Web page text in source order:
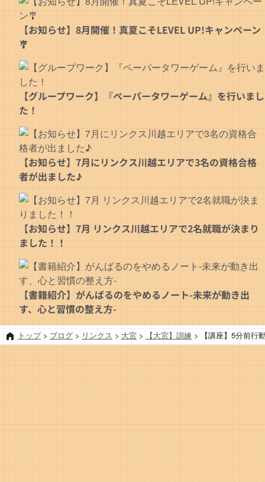
トップ> ブログ > リンクス > 大宮 > 【大宮】訓練 > 【講座】5分前
【お知らせ】8月開催！真夏こそLEVEL UP!キャンペーン
🎐
【グループワーク】『ペーパータワーゲーム』を行いまし
た！
【お知らせ】7月にリンクス川越エリアで3名の資格合格
者が出ました♪
【お知らせ】7月 リンクス川越エリアで2名就職が決まり
ました！！
【書籍紹介】がんばるのをやめるノート-未来が動き出
す、心と習慣の整え方-